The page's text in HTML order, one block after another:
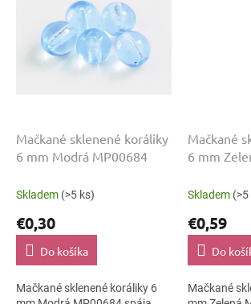
Mačkané sklenené koráliky
6 mm Modrá MP00684
Skladem (>5 ks)
€0,30
Do košíka
Mačkané sklenené koráliky 6
Mačkané
6 mm
Skladem (>5
€0,59
Do
Mačkané